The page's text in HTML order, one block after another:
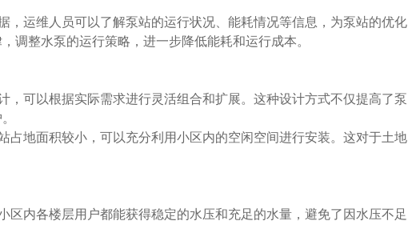
，运维人员可以了解泵站的运行状况、能耗情况等信息，为泵站的优化
调整水泵的运行策略，进一步降低能耗和运行成本。
，可以根据实际需求进行灵活组合和扩展。这种设计方式不仅提高了泵
占地面积较小，可以充分利用小区内的空闲空间进行安装。这对于土地
区内各楼层用户都能获得稳定的水压和充足的水量，避免了因水压不足